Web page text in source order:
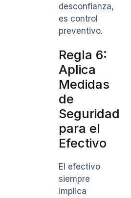
desconfianza,
es control
preventivo.
Regla 6:
Aplica
Medidas
de
Seguridad
para el
Efectivo
El efectivo
siempre
implica